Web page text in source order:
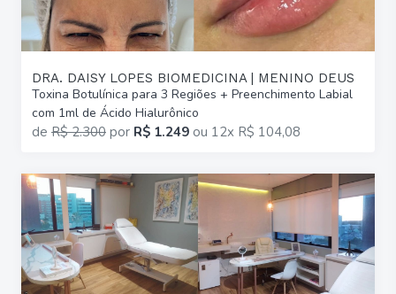
DRA. DAISY LOPES BIOMEDICINA | MENINO DEUS
Toxina Botulínica para 3 Regiões + Preenchimento Labial
com 1ml de Ácido Hialurônico
de R$ 2.300 por R$ 1.249 ou 12x R$ 104,08